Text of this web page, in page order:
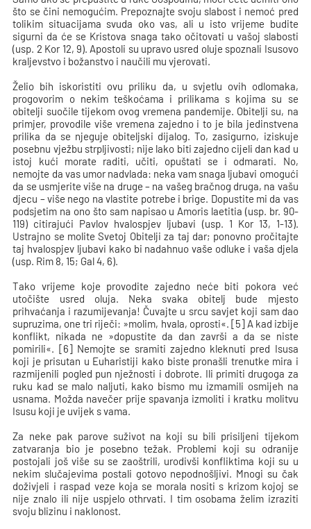
što se čini nemogućim. Prepoznajte svoju slabost i nemoć pred
tolikim situacijama svuda oko vas, ali u isto vrijeme budite
sigurni da će se Kristova snaga tako očitovati u vašoj slabosti
(usp. 2 Kor 12, 9). Apostoli su upravo usred oluje spoznali Isusovo
kraljevstvo i božanstvo i naučili mu vjerovati.
Želio bih iskoristiti ovu priliku da, u svjetlu ovih odlomaka,
progovorim o nekim teškoćama i prilikama s kojima su se
obitelji suočile tijekom ovog vremena pandemije. Obitelji su, na
primjer, provodile više vremena zajedno i to je bila jedinstvena
prilika da se njeguje obiteljski dijalog. To, zasigurno, iziskuje
posebnu vježbu strpljivosti; nije lako biti zajedno cijeli dan kad u
istoj kući morate raditi, učiti, opuštati se i odmarati. No,
nemojte da vas umor nadvlada: neka vam snaga ljubavi omogući
da se usmjerite više na druge – na vašeg bračnog druga, na vašu
djecu – više nego na vlastite potrebe i brige. Dopustite mi da vas
podsjetim na ono što sam napisao u Amoris laetitia (usp. br. 90-
119) citirajući Pavlov hvalospjev ljubavi (usp. 1 Kor 13, 1-13).
Ustrajno se molite Svetoj Obitelji za taj dar; ponovno pročitajte
taj hvalospjev ljubavi kako bi nadahnuo vaše odluke i vaša djela
(usp. Rim 8, 15; Gal 4, 6).
Tako vrijeme koje provodite zajedno neće biti pokora već
utočište usred oluja. Neka svaka obitelj bude mjesto
prihvaćanja i razumijevanja! Čuvajte u srcu savjet koji sam dao
supruzima, one tri riječi: »molim, hvala, oprosti«. [5] A kad izbije
konflikt, nikada ne »dopustite da dan završi a da se niste
pomirili«. [6] Nemojte se sramiti zajedno kleknuti pred Isusa
koji je prisutan u Euharistiji kako biste pronašli trenutke mira i
razmijenili pogled pun nježnosti i dobrote. Ili primiti drugoga za
ruku kad se malo naljuti, kako bismo mu izmamili osmijeh na
usnama. Možda navečer prije spavanja izmoliti i kratku molitvu
Isusu koji je uvijek s vama.
Za neke pak parove suživot na koji su bili prisiljeni tijekom
zatvaranja bio je posebno težak. Problemi koji su odranije
postojali još više su se zaoštrili, urodivši konfliktima koji su u
nekim slučajevima postali gotovo nepodnošljivi. Mnogi su čak
doživjeli i raspad veze koja se morala nositi s krizom kojoj se
nije znalo ili nije uspjelo othrvati. I tim osobama želim izraziti
svoju blizinu i naklonost.